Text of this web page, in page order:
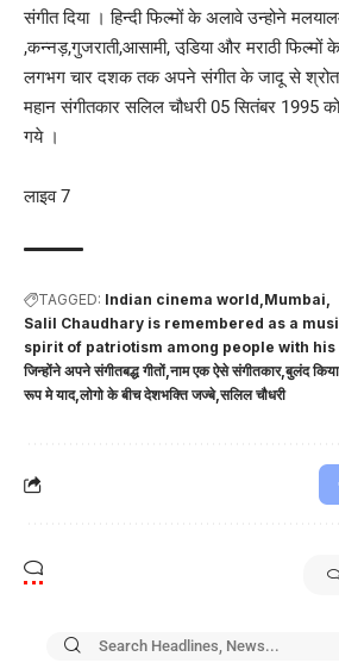
संगीत दिया । हिन्दी फिल्मों के अलावे उन्होने
,कन्नड़,गुजराती,आसामी, उडि़या और मराठी फिल्मों
लगभग चार दशक तक अपने संगीत के जादू से
महान संगीतकार सलिल चौधरी 05 सितंबर 1995
गये ।
लाइव 7
TAGGED: Indian cinema world Mumbai
Salil Chaudhary is remembered as a
spirit of patriotism among people with his
जिन्होंने अपने संगीतबद्ध गीतों नाम एक ऐसे संगीतकार बुलंद किया
रूप मे याद लोगो के बीच देशभक्ति जज्बे सलिल चौधरी